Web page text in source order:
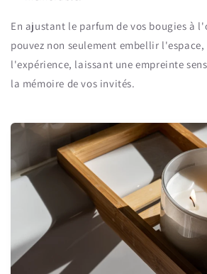
En ajustant le parfum de vos bougies à
pouvez non seulement embellir
l'expérience, laissant une empreinte
la mémoire de vos invités.